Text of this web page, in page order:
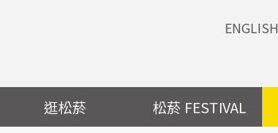
ENGLISH
逛松菸 松菸 FESTIVAL